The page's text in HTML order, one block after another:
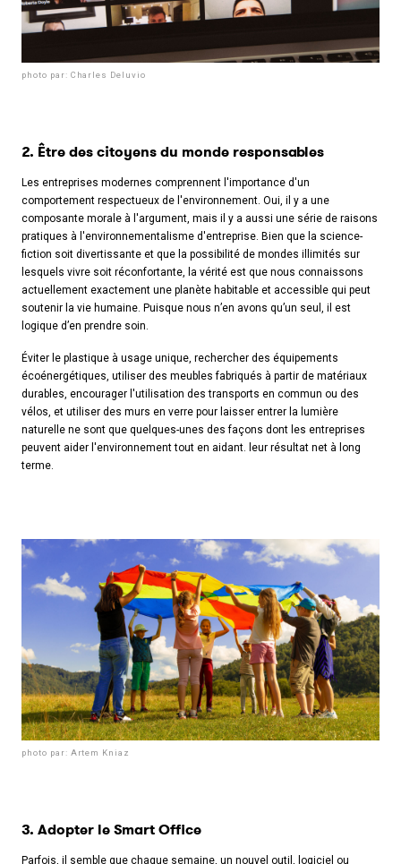
photo par: Charles Deluvio
2. Être des citoyens du monde responsables
Les entreprises modernes comprennent l'importance d'un
comportement respectueux de l'environnement. Oui, il y a une
composante morale à l'argument, mais il y a aussi une série de raisons
pratiques à l'environnementalisme d'entreprise. Bien que la science-
fiction soit divertissante et que la possibilité de mondes illimités sur
lesquels vivre soit réconfortante, la vérité est que nous connaissons
actuellement exactement une planète habitable et accessible qui peut
soutenir la vie humaine. Puisque nous n’en avons qu’un seul, il est
logique d’en prendre soin.
Éviter le plastique à usage unique, rechercher des équipements
écoénergétiques, utiliser des meubles fabriqués à partir de matériaux
durables, encourager l'utilisation des transports en commun ou des
vélos, et utiliser des murs en verre pour laisser entrer la lumière
naturelle ne sont que quelques-unes des façons dont les entreprises
peuvent aider l'environnement tout en aidant. leur résultat net à long
terme.
photo par: Artem Kniaz
3. Adopter le Smart Office
Parfois, il semble que chaque semaine, un nouvel outil, logiciel ou